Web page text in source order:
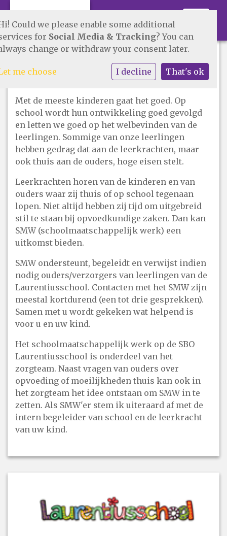
Schoolmaatschappelijk
werk
Met de meeste kinderen gaat het goed. Op
school wordt hun ontwikkeling goed gevolgd
en letten we goed op het welbevinden van de
leerlingen. Sommige van onze leerlingen
hebben gedrag dat aan de leerkrachten, maar
ook thuis aan de ouders, hoge eisen stelt.
Leerkrachten horen van de kinderen en van
ouders waar zij thuis of op school tegenaan
lopen. Niet altijd hebben zij tijd om uitgebreid
stil te staan bij opvoedkundige zaken. Dan kan
SMW (schoolmaatschappelijk werk) een
uitkomst bieden.
SMW ondersteunt, begeleidt en verwijst indien
nodig ouders/verzorgers van leerlingen van de
Laurentiusschool. Contacten met het SMW zijn
meestal kortdurend (een tot drie gesprekken).
Samen met u wordt gekeken wat helpend is
voor u en uw kind.
Het schoolmaatschappelijk werk op de SBO
Laurentiusschool is onderdeel van het
zorgteam. Naast vragen van ouders over
opvoeding of moeilijkheden thuis kan ook in
het zorgteam het idee ontstaan om SMW in te
zetten. Als SMW'er stem ik uiteraard af met de
intern begeleider van school en de leerkracht
van uw kind.
Could we please enable some additional
for Social Media & Tracking? You can
change or withdraw your consent later.
me choose I decline That's ok